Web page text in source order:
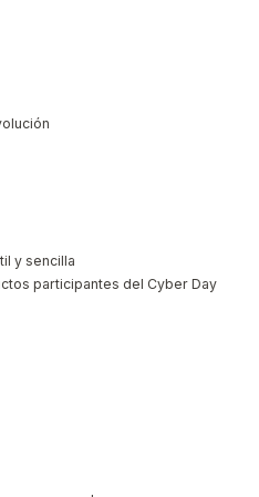
y sencilla
participantes del Cyber Day